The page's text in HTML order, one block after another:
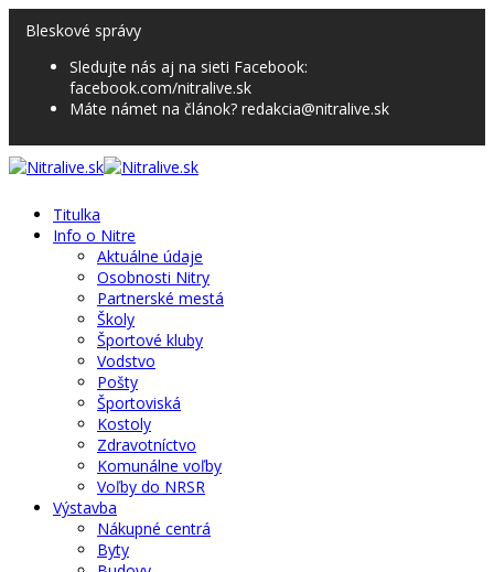
Bleskové správy
Sledujte nás aj na sieti Facebook:
facebook.com/nitralive.sk
Máte námet na článok? redakcia@nitralive.sk
Titulka
Info o Nitre
Aktuálne údaje
Osobnosti Nitry
Partnerské mestá
Školy
Športové kluby
Vodstvo
Pošty
Športoviská
Kostoly
Zdravotníctvo
Komunálne voľby
Voľby do NRSR
Výstavba
Nákupné centrá
Byty